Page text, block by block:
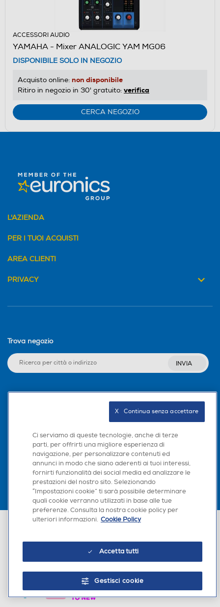
ACCESSORI AUDIO
YAMAHA - Mixer ANALOGIC YAM MG06
DISPONIBILE SOLO IN NEGOZIO
Acquisto online: non disponibile
Ritiro in negozio in 30' gratuito: verifica
CERCA NEGOZIO
L'AZIENDA
PER I TUOI ACQUISTI
AREA CLIENTI
PRIVACY
Trova negozio
INVIA
Scarica la nostra app
Euronics Italia SpA. Sede legale Via Montefeltro, 6/a 20156 Milano
Ci serviamo di queste tecnologie, anche di terze
parti, per offrirti una migliore esperienza di
navigazione, per personalizzare contenuti ed
annunci in modo che siano aderenti ai tuoi interessi,
fornirti funzionalità dei social media ed analizzare le
prestazioni del nostro sito. Selezionando
“Impostazioni cookie” ti sarà possibile determinare
quali cookie verranno utilizzati in base alle tue
preferenze. Consulta la nostra cookie policy per
ulteriori informazioni. Cookie Policy
Accetta tutti
Gestisci cookie
X   Continua senza accettare